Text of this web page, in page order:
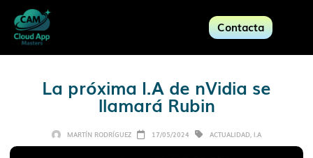
Contacta
La próxima I.A de nVidia se
llamará Rubin
MARTÍN RODRÍGUEZ 17/05/2024 ACTUALIDAD, I.A